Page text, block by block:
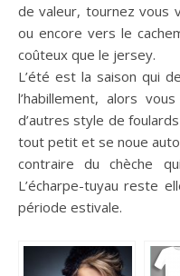
de valeur, tournez vous
ou encore vers le
coûteux que le jersey.
L’été est la saison qui
l’habillement, alors
d’autres style de
tout petit et se noue
contraire du chèche
L’écharpe-tuyau reste
période estivale.